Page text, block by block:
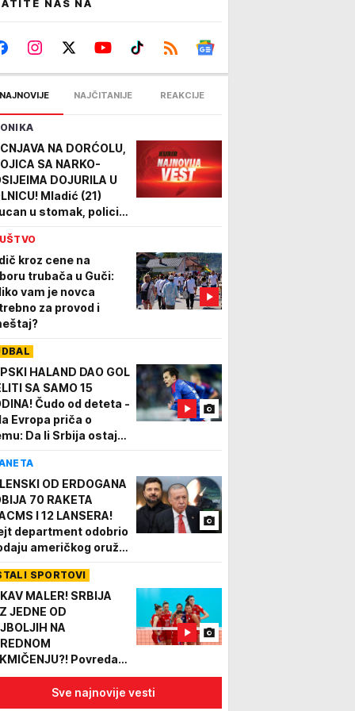
NAS NA
NAJNOVIJE NAJČITANIJE REAKCIJE
NA DORĆOLU,
SA NARKO-
DOJURILA U
Mladić (21)
u stomak, policija
kroz cene na
trubača u Guči:
vam je novca
za provod i
HALAND DAO GOL
SA SAMO 15
Čudo od deteta -
Evropa priča o
Da li Srbija ostaje
OD ERDOGANA
70 RAKETA
I 12 LANSERA!
department odobrio
američkog oružja
učestvuju i
SPORTOVI
MALER! SRBIJA
JEDNE OD
NA
Povreda
jača od velike želje,
i svih detalja!Sve najnovije vesti